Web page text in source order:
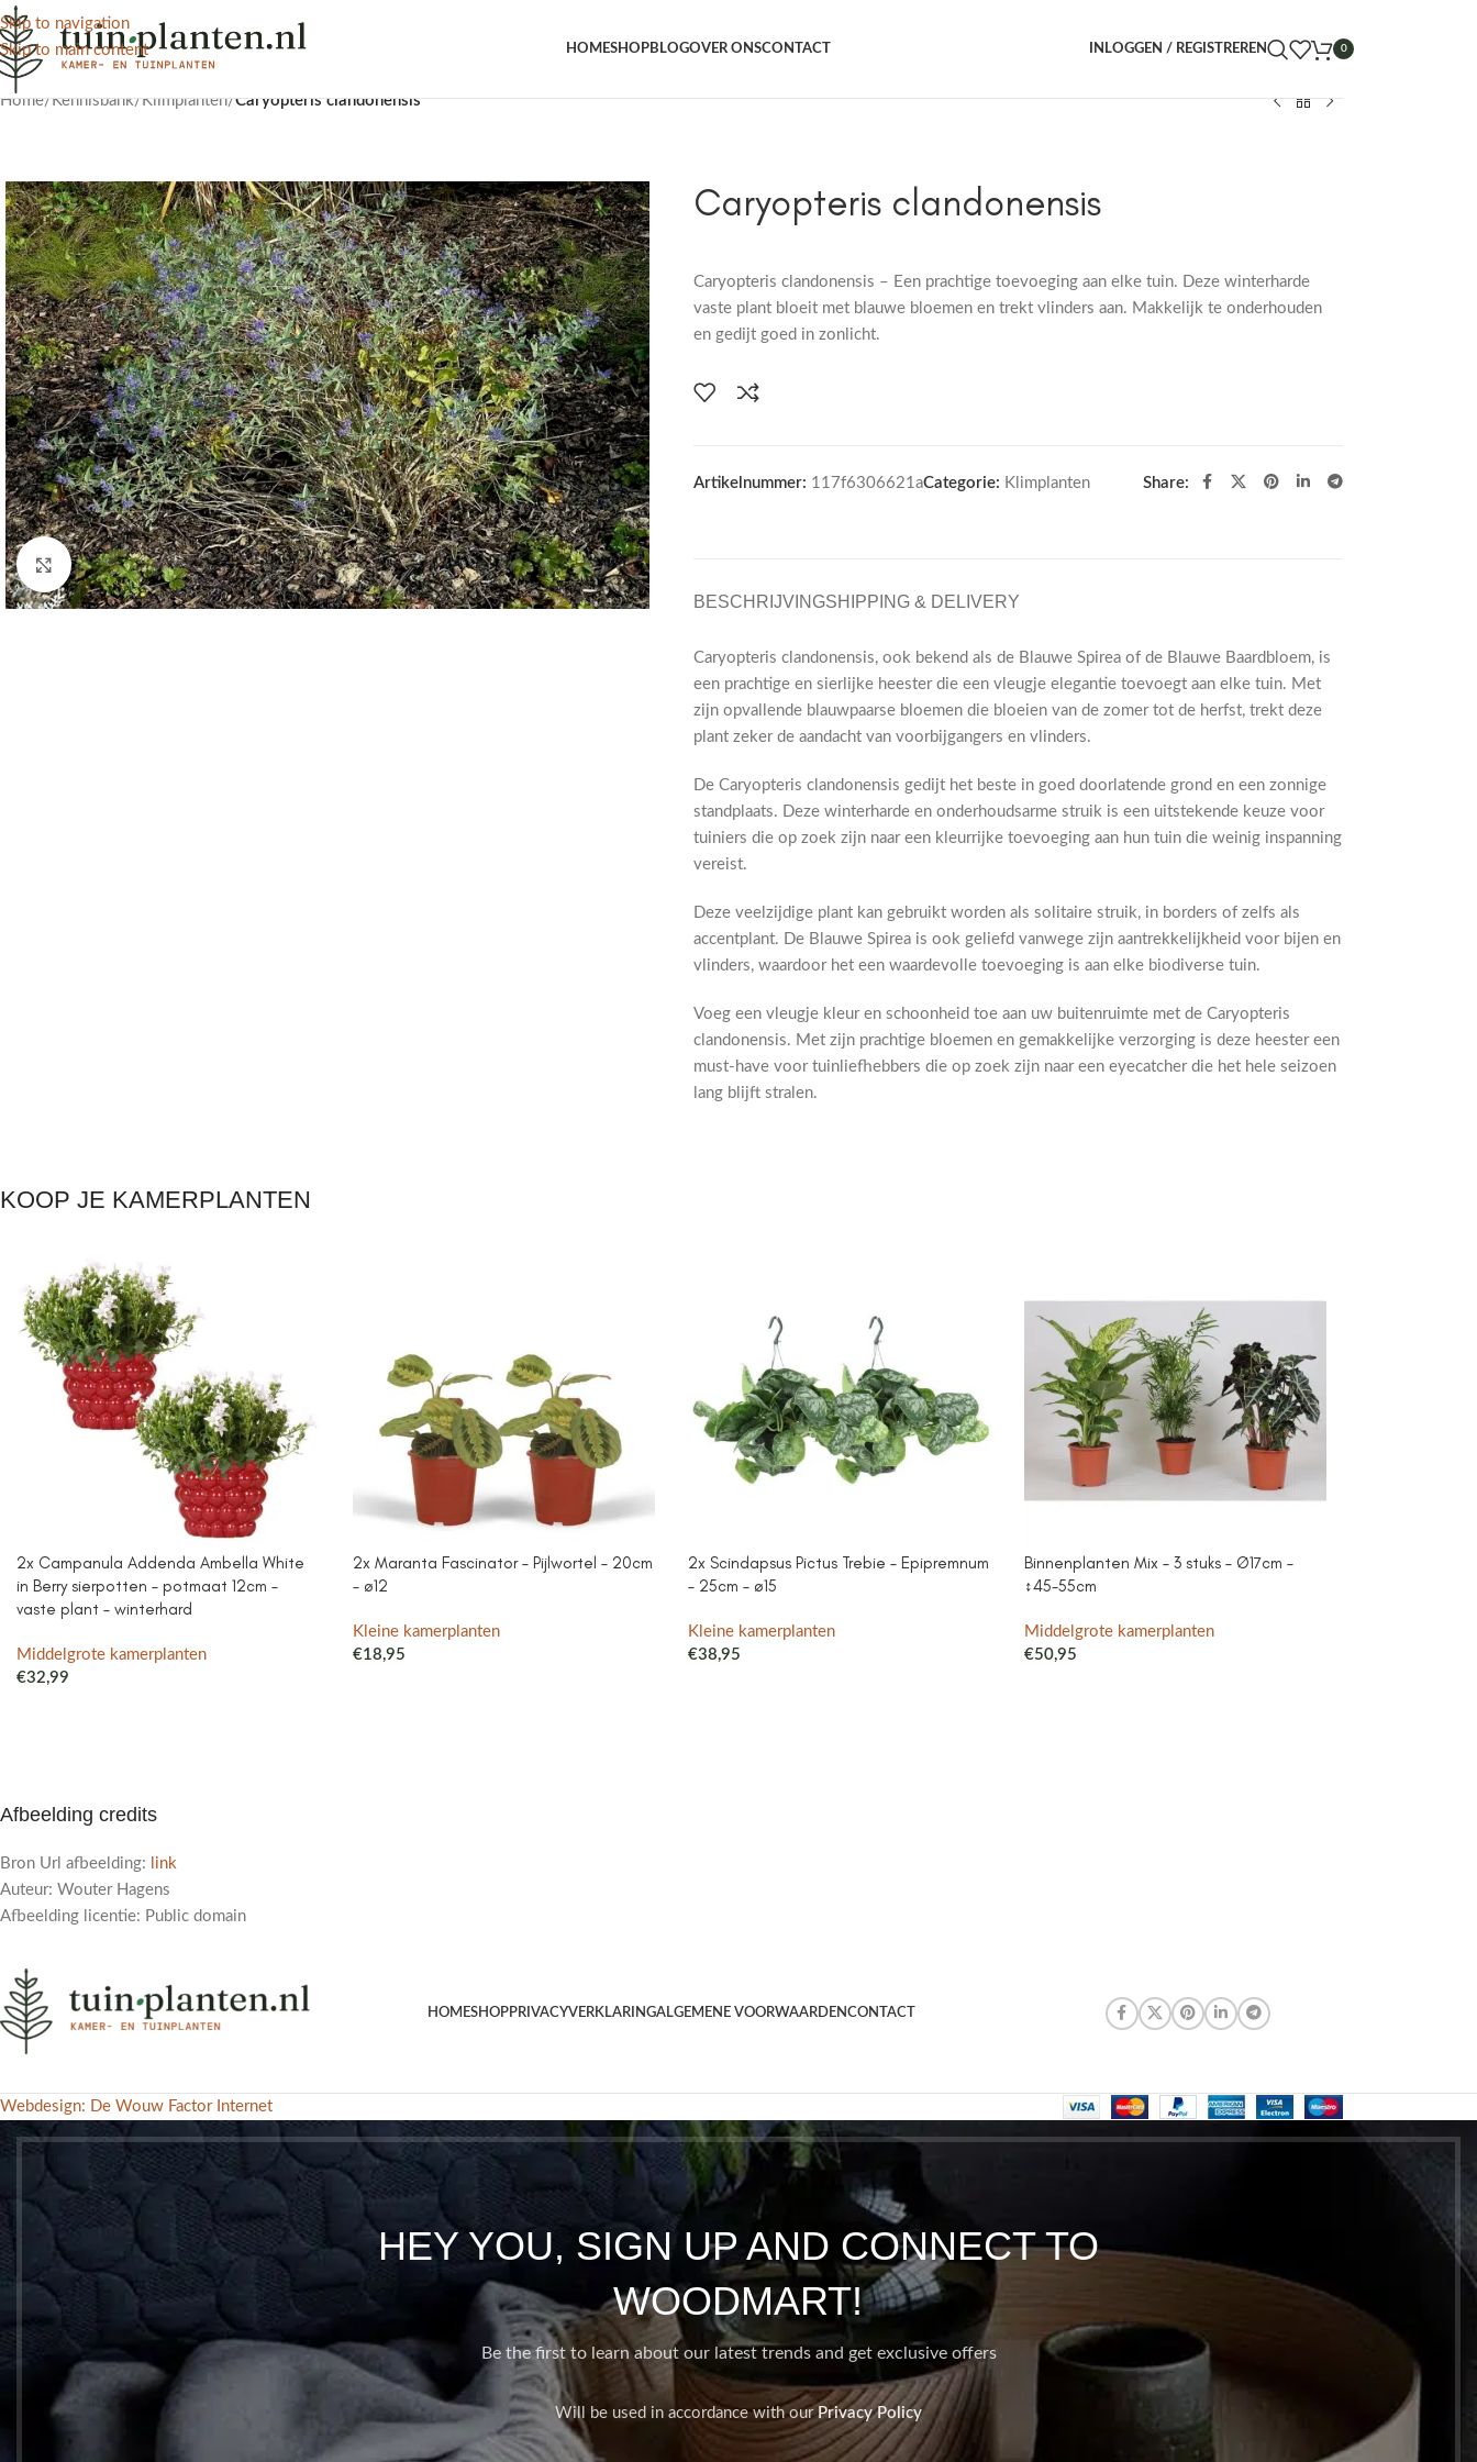
Skip to navigation
Skip to main content
HOMESHOPBLOGOVER ONSCONTACT INLOGGEN / REGISTREREN 0
Home/Kennisbank/Klimplanten/Caryopteris clandonensis
Click to enlarge
Caryopteris clandonensis
Caryopteris clandonensis – Een prachtige toevoeging aan elke tuin. Deze winterharde
vaste plant bloeit met blauwe bloemen en trekt vlinders aan. Makkelijk te onderhouden
en gedijt goed in zonlicht.
Artikelnummer: 117f6306621aCategorie: Klimplanten Share:
BESCHRIJVINGSHIPPING & DELIVERY
Caryopteris clandonensis, ook bekend als de Blauwe Spirea of de Blauwe Baardbloem, is
een prachtige en sierlijke heester die een vleugje elegantie toevoegt aan elke tuin. Met
zijn opvallende blauwpaarse bloemen die bloeien van de zomer tot de herfst, trekt deze
plant zeker de aandacht van voorbijgangers en vlinders.
De Caryopteris clandonensis gedijt het beste in goed doorlatende grond en een zonnige
standplaats. Deze winterharde en onderhoudsarme struik is een uitstekende keuze voor
tuiniers die op zoek zijn naar een kleurrijke toevoeging aan hun tuin die weinig inspanning
vereist.
Deze veelzijdige plant kan gebruikt worden als solitaire struik, in borders of zelfs als
accentplant. De Blauwe Spirea is ook geliefd vanwege zijn aantrekkelijkheid voor bijen en
vlinders, waardoor het een waardevolle toevoeging is aan elke biodiverse tuin.
Voeg een vleugje kleur en schoonheid toe aan uw buitenruimte met de Caryopteris
clandonensis. Met zijn prachtige bloemen en gemakkelijke verzorging is deze heester een
must-have voor tuinliefhebbers die op zoek zijn naar een eyecatcher die het hele seizoen
lang blijft stralen.
KOOP JE KAMERPLANTEN
2x Campanula Addenda Ambella White
in Berry sierpotten – potmaat 12cm –
vaste plant – winterhard
Middelgrote kamerplanten
€32,99
2x Maranta Fascinator – Pijlwortel – 20cm
– ø12
Kleine kamerplanten
€18,95
2x Scindapsus Pictus Trebie – Epipremnum
– 25cm – ø15
Kleine kamerplanten
€38,95
Binnenplanten Mix – 3 stuks – Ø17cm –
↕45-55cm
Middelgrote kamerplanten
€50,95
Afbeelding credits
Bron Url afbeelding:
link
Auteur: Wouter Hagens
Afbeelding licentie: Public domain
HOMESHOPPRIVACYVERKLARINGALGEMENE VOORWAARDENCONTACT
Webdesign: De Wouw Factor Internet
HEY YOU, SIGN UP AND CONNECT TO
WOODMART!
Be the first to learn about our latest trends and get exclusive offers
Will be used in accordance with ourPrivacy Policy